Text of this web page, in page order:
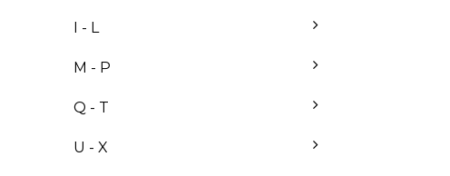
I - L
M - P
Q - T
U - X